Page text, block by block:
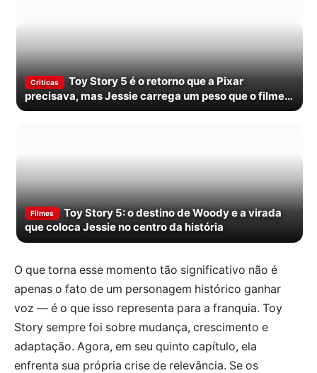
Criticas
Toy Story 5 é o retorno que a Pixar
precisava, mas Jessie carrega um peso que o filme
nem sempre divide
Filmes
Toy Story 5: o destino de Woody e a virada
que coloca Jessie no centro da história
O que torna esse momento tão significativo não é
apenas o fato de um personagem histórico ganhar
voz — é o que isso representa para a franquia. Toy
Story sempre foi sobre mudança, crescimento e
adaptação. Agora, em seu quinto capítulo, ela
enfrenta sua própria crise de relevância. Se os